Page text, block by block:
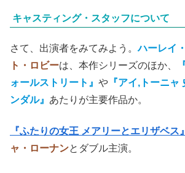
キャスティング・スタッフについて
さて、出演者をみてみよう。ハーレイ
ト・ロビーは、本作シリーズのほか、
ォールストリート』 や 『アイ,トーニャ
ンダル』 あたりが主要作品か。
『ふたりの女王 メアリーとエリザベス』
ャ・ローナンとダブル主演。